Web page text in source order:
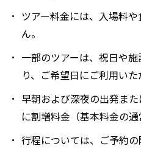
ツアー料金には、入場料
ん。
一部のツアーは、祝日や
り、ご希望日にご利用いた
早朝および深夜の出発ま
に割増料金（基本料金の通
行程については、ご予約